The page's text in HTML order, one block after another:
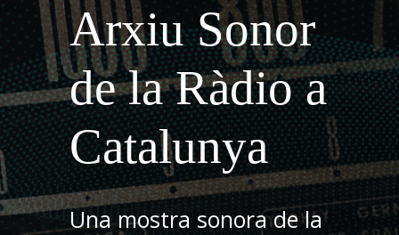
Arxiu Sonor
de la Ràdio a
Catalunya
Una mostra sonora de la